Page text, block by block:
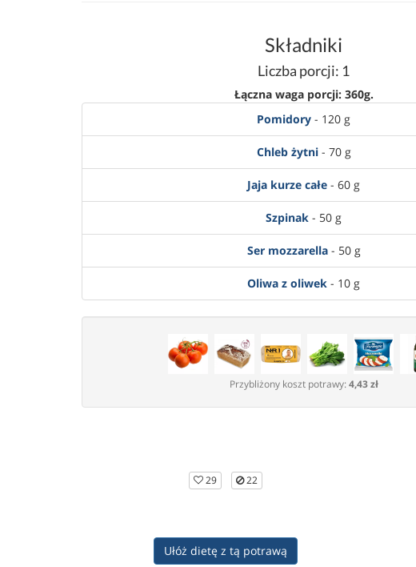
Składniki
Liczba porcji: 1
Łączna waga porcji: 360g.
Pomidory - 120 g
Chleb żytni- 70 g
Jaja kurze całe - 60 g
Szpinak - 50 g
Ser mozzarella- 50 g
Oliwa z oliwek - 10 g
Przybliżony koszt potrawy:4,43 zł
29 22
Ułóż dietę z tą potrawą